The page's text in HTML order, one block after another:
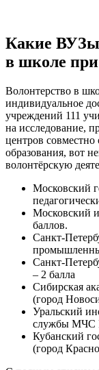
Какие ВУЗы
в школе
Волонтерство в
индивидуальное
учреждений 111
на исследование,
центров
образования, вот
волонтёрскую
Московский
Московский
баллов.
Санкт-
Санкт-
– 2 балла
Сибирская
(город
Уральский
службы МЧС
Кубанский
(город